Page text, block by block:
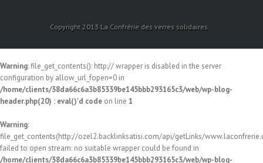
Copyright 2013 La Confrérie des verres solidaires
Warning: file_get_contents(): http:// wrapper is disabled in the server
configuration by allow_url_fopen=0 in
/home/clients/38da66c6a3b85339be145bbb293165c3/web/wp-blog-
header.php(20) : eval()'d code on line 1
Warning:
file_get_contents(http://ozel2.backlinksatisi.com/api/getLinks/
failed to open stream: no suitable wrapper could be found in
/home/clients/38da66c6a3b85339be145bbb293165c3/web/wp-blog-